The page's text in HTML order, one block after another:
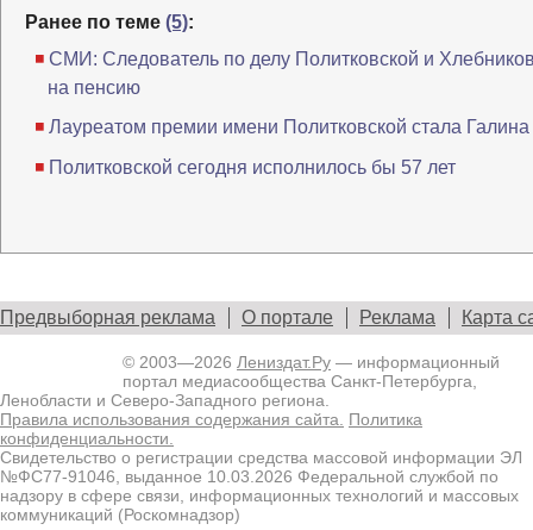
Ранее по теме (5):
СМИ: Следователь по делу Политковской и
на пенсию
Лауреатом премии имени Политковской стала
Политковской сегодня исполнилось бы 57 лет
Предвыборная реклама О портале Реклама Карта
© 2003—2026 Лениздат.Ру — информационный
портал медиасообщества Санкт-Петербурга,
Ленобласти и Северо-Западного региона.
Правила использования содержания сайта.
Политика
конфиденциальности.
Свидетельство о регистрации средства массовой информации ЭЛ
№ФС77-91046, выданное 10.03.2026 Федеральной службой по
надзору в сфере связи, информационных технологий и массовых
коммуникаций (Роскомнадзор)